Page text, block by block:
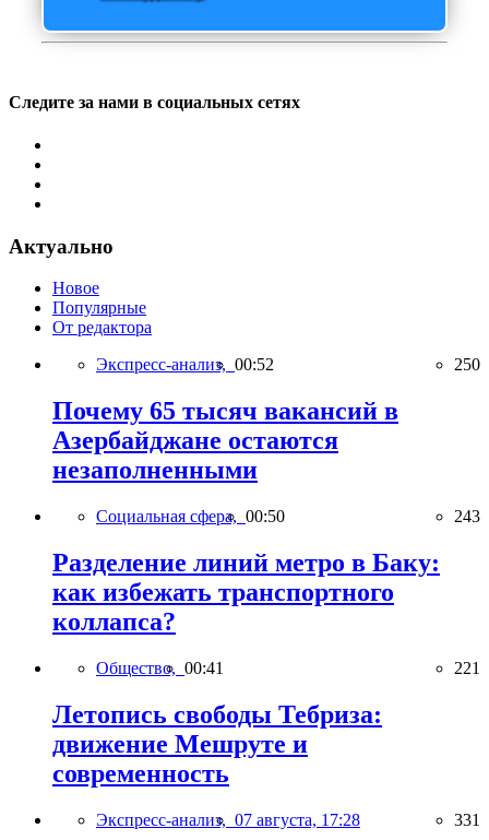
Следите за нами в социальных сетях
Актуально
Новое
Популярные
От редактора
Экспресс-анализ, 00:52 250
Почему 65 тысяч вакансий в
Азербайджане остаются
незаполненными
Социальная сфера, 00:50 243
Разделение линий метро в Баку:
как избежать транспортного
коллапса?
Общество, 00:41 221
Летопись свободы Тебриза:
движение Мешруте и
современность
Экспресс-анализ, 07 августа, 17:28 331